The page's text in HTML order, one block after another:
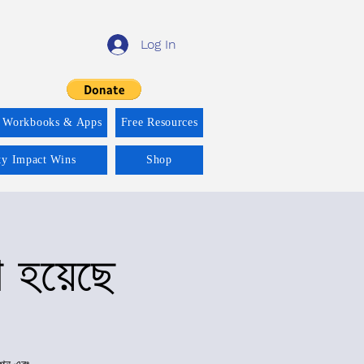
Log In
& Apps Free Resources
Impact Wins Shop
হয়েছে